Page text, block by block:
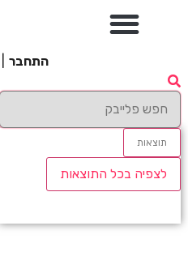
התחבר
תוצאות
לצפיה בכל התוצאות